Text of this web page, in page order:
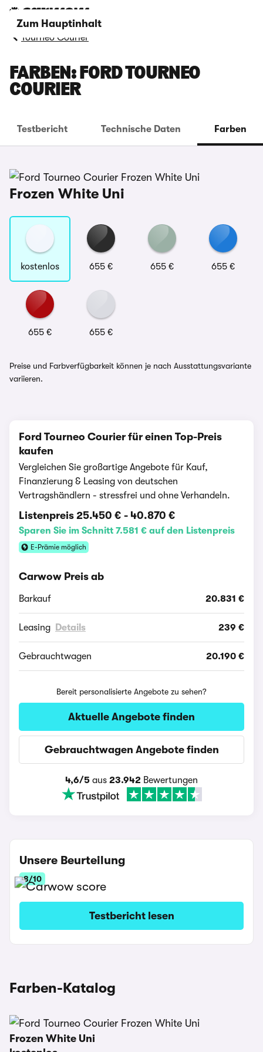
Zum Hauptinhalt
Tourneo Courier
FARBEN: FORD TOURNEO
COURIER
Testbericht Technische Daten Farben
Frozen White Uni
kostenlos 655 € 655 € 655 €
655 € 655 €
Preise und Farbverfügbarkeit können je nach Ausstattungsvariante
variieren.
Ford Tourneo Courier für einen Top-Preis
kaufen
Vergleichen Sie großartige Angebote für Kauf,
Finanzierung & Leasing von deutschen
Vertragshändlern - stressfrei und ohne Verhandeln.
Listenpreis 25.450 € - 40.870 €
Sparen Sie im Schnitt 7.581 € auf den Listenpreis
E-Prämie möglich
Carwow Preis ab
Barkauf 20.831 €
Leasing Details 239 €
Gebrauchtwagen 20.190 €
Bereit personalisierte Angebote zu sehen?
Aktuelle Angebote finden
Gebrauchtwagen Angebote finden
4,6/5 aus 23.942 Bewertungen
Unsere Beurteilung
8/10
Testbericht lesen
Farben-Katalog
Frozen White Uni